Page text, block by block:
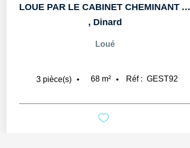
LOUE PAR LE CABINET CHEMINANT A DINARD APPARTEMENT T3 DE...
, Dinard
Loué
3 pièce(s) 68 m² Réf : GEST92